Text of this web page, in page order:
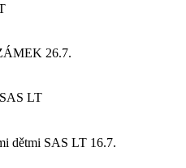
26.7.
LT
dětmi SAS LT 16.7.